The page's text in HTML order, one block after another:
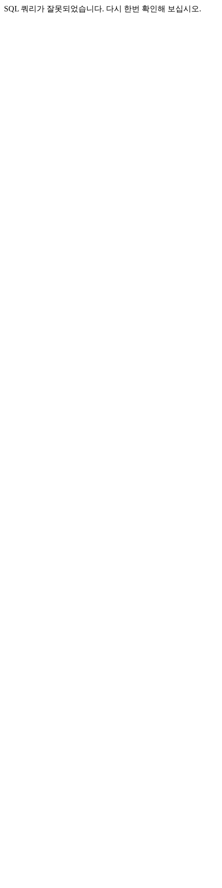
SQL 쿼리가 잘못되었습니다. 다시 한번 확인해 보십시오.